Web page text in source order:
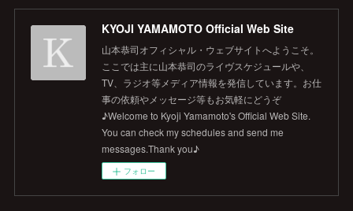
KYOJI YAMAMOTO Official Web Site
山本恭司オフィシャル・ウェブサイトへようこそ。
ここでは主に山本恭司のライヴスケジュールや、
TV、ラジオ等メディア情報を発信しています。お仕
事の依頼やメッセージ等もお気軽にどうぞ
♪Welcome to Kyoji Yamamoto's Official Web Site.
You can check my schedules and send me
messages.Thank you♪
フォロー